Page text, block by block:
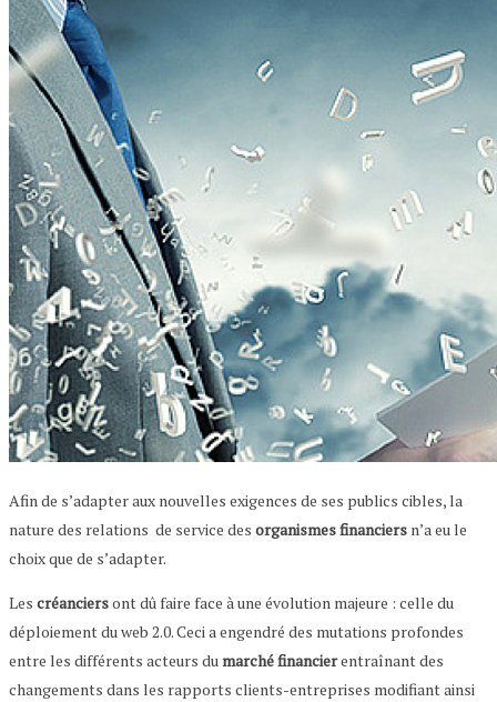
Afin de s’adapter aux nouvelles exigences de ses publics cibles, la
nature des relations de service des organismes financiers n’a eu le
choix que de s’adapter.
Les créanciersont dû faire face à une évolution majeure : celle du
déploiement du web 2.0. Ceci a engendré des mutations profondes
entre les différents acteurs dumarché financierentraînant des
changements dans les rapports clients-entreprises modifiant ainsi